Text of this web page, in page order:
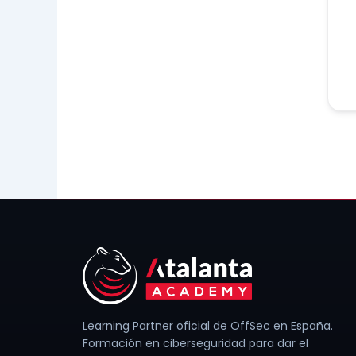
Learning Partner oficial de OffSec en España.
Formación en ciberseguridad para dar el